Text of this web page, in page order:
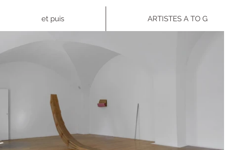
et puis ARTISTES A TO G